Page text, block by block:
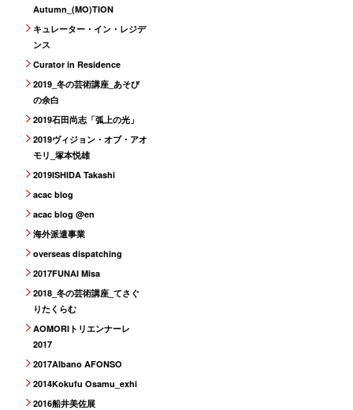
Autumn_(MO)TION
キュレーター・イン・レジデ
ンス
Curator in Residence
2019_冬の芸術講座_あそび
の余白
2019石田尚志「弧上の光」
2019ヴィジョン・オブ・アオ
モリ_塚本悦雄
2019ISHIDA Takashi
acac blog
acac blog @en
海外派遣事業
overseas dispatching
2017FUNAI Misa
2018_冬の芸術講座_てさぐ
りたくらむ
AOMORIトリエンナーレ
2017
2017Albano AFONSO
2014Kokufu Osamu_exhi
2016船井美佐展